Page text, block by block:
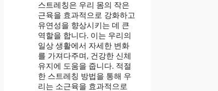
스트레칭은 우리 몸의 작은
근육을 효과적으로 강화하고
유연성을 향상시키는 데 큰
역할을 합니다. 이는 우리의
일상 생활에서 자세한 변화
를 가져다주며, 건강한 신체
유지에 도움을 줍니다. 적절
한 스트레칭 방법을 통해 우
리는 소근육을 효과적으로